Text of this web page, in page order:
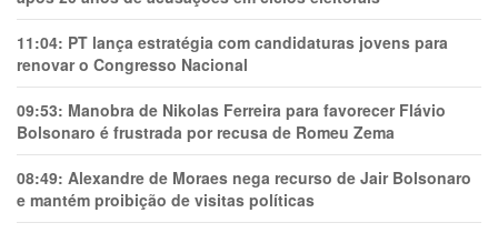
11:04: PT lança estratégia com candidaturas jovens para
renovar o Congresso Nacional
09:53: Manobra de Nikolas Ferreira para favorecer Flávio
Bolsonaro é frustrada por recusa de Romeu Zema
08:49: Alexandre de Moraes nega recurso de Jair Bolsonaro
e mantém proibição de visitas políticas